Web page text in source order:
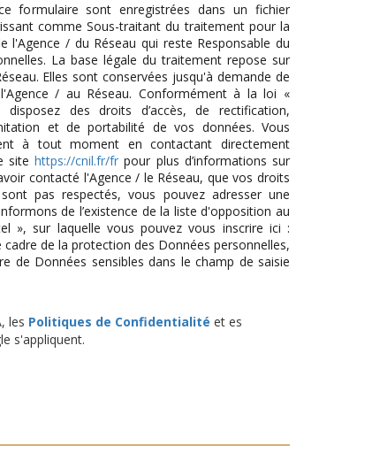
formulaire sont enregistrées dans un fichier
comme Sous-traitant du traitement pour la
l'Agence / du Réseau qui reste Responsable du
La base légale du traitement repose sur
Elles sont conservées jusqu'à demande de
/ au Réseau. Conformément à la loi «
des droits d’accès, de rectification,
et de portabilité de vos données. Vous
à tout moment en contactant directement
sitehttps://cnil.fr/fr pour plus d’informations sur
contacté l'Agence / le Réseau, que vos droits
pas respectés, vous pouvez adresser une
de l’existence de la liste d'opposition au
», sur laquelle vous pouvez vous inscrire ici :
cadre de la protection des Données personnelles,
de Données sensibles dans le champ de saisie
les Politiques de Confidentialité et es
s'appliquent.